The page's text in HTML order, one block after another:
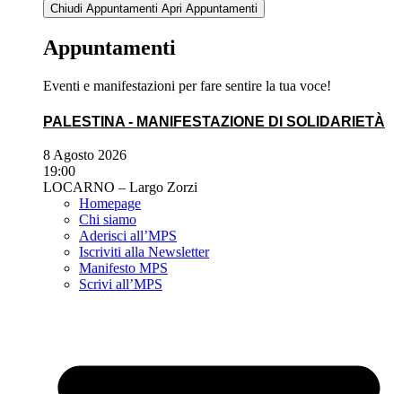
Chiudi Appuntamenti Apri Appuntamenti
Appuntamenti
Eventi e manifestazioni per fare sentire la tua voce!
PALESTINA - MANIFESTAZIONE DI SOLIDARIETÀ
8 Agosto 2026
19:00
LOCARNO – Largo Zorzi
Homepage
Chi siamo
Aderisci all’MPS
Iscriviti alla Newsletter
Manifesto MPS
Scrivi all’MPS